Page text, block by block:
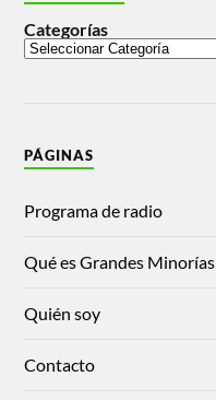
Categorías
PÁGINAS
Programa de radio
Qué es Grandes Minorías
Quién soy
Contacto